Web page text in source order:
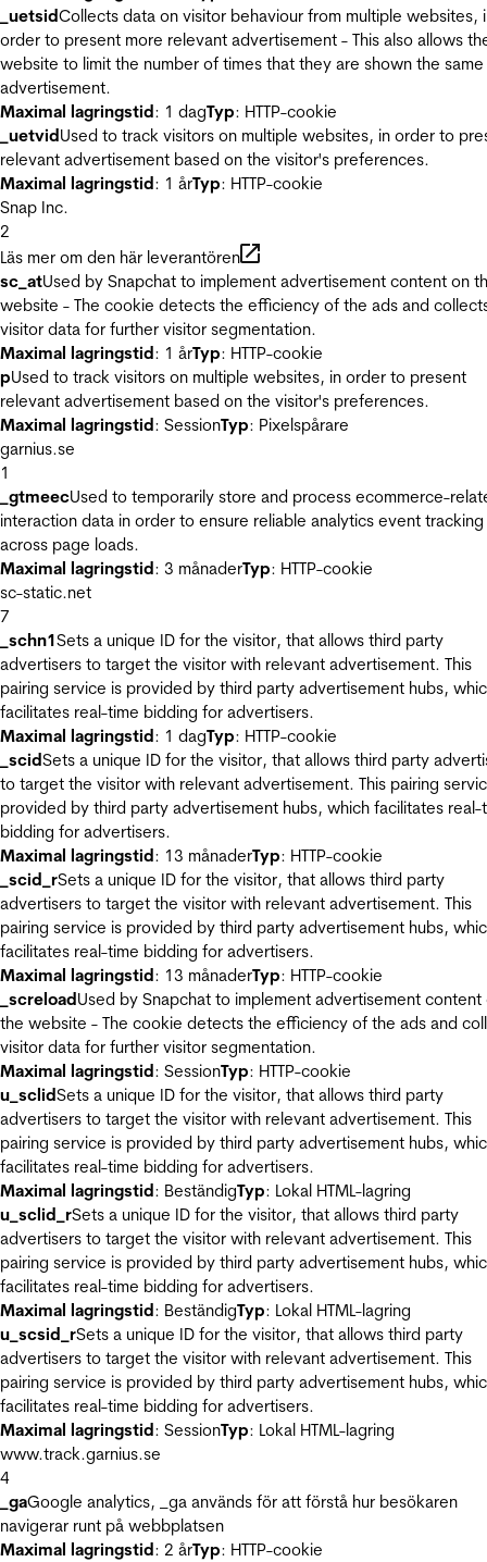
_uetsidCollects data on visitor behaviour from multiple websites,
order to present more relevant advertisement - This also allows
website to limit the number of times that they are shown the same
advertisement.
Maximal lagringstid: 1 dagTyp: HTTP-cookie
_uetvidUsed to track visitors on multiple websites, in order to
relevant advertisement based on the visitor's preferences.
Maximal lagringstid: 1 årTyp: HTTP-cookie
Snap Inc.
2
Läs mer om den här leverantören
sc_atUsed by Snapchat to implement advertisement content on
website - The cookie detects the efficiency of the ads and
visitor data for further visitor segmentation.
Maximal lagringstid: 1 årTyp: HTTP-cookie
pUsed to track visitors on multiple websites, in order to present
relevant advertisement based on the visitor's preferences.
Maximal lagringstid: SessionTyp: Pixelspårare
garnius.se
1
_gtmeecUsed to temporarily store and process ecommerce-
interaction data in order to ensure reliable analytics event tracking
across page loads.
Maximal lagringstid: 3 månaderTyp: HTTP-cookie
sc-static.net
7
_schn1Sets a unique ID for the visitor, that allows third party
advertisers to target the visitor with relevant advertisement. This
pairing service is provided by third party advertisement hubs,
facilitates real-time bidding for advertisers.
Maximal lagringstid: 1 dagTyp: HTTP-cookie
_scidSets a unique ID for the visitor, that allows third party
to target the visitor with relevant advertisement. This pairing
provided by third party advertisement hubs, which facilitates real-
bidding for advertisers.
Maximal lagringstid: 13 månaderTyp: HTTP-cookie
_scid_rSets a unique ID for the visitor, that allows third party
advertisers to target the visitor with relevant advertisement. This
pairing service is provided by third party advertisement hubs,
facilitates real-time bidding for advertisers.
Maximal lagringstid: 13 månaderTyp: HTTP-cookie
_screloadUsed by Snapchat to implement advertisement content
the website - The cookie detects the efficiency of the ads and
visitor data for further visitor segmentation.
Maximal lagringstid: SessionTyp: HTTP-cookie
u_sclidSets a unique ID for the visitor, that allows third party
advertisers to target the visitor with relevant advertisement. This
pairing service is provided by third party advertisement hubs,
facilitates real-time bidding for advertisers.
Maximal lagringstid: BeständigTyp: Lokal HTML-lagring
u_sclid_rSets a unique ID for the visitor, that allows third party
advertisers to target the visitor with relevant advertisement. This
pairing service is provided by third party advertisement hubs,
facilitates real-time bidding for advertisers.
Maximal lagringstid: BeständigTyp: Lokal HTML-lagring
u_scsid_rSets a unique ID for the visitor, that allows third party
advertisers to target the visitor with relevant advertisement. This
pairing service is provided by third party advertisement hubs,
facilitates real-time bidding for advertisers.
Maximal lagringstid: SessionTyp: Lokal HTML-lagring
www.track.garnius.se
4
_gaGoogle analytics, _ga används för att förstå hur besökaren
navigerar runt på webbplatsen
Maximal lagringstid: 2 årTyp: HTTP-cookie